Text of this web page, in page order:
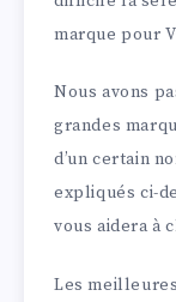
marque pour
Nous avons
grandes
d’un certain
expliqués ci-
vous aidera à
Les